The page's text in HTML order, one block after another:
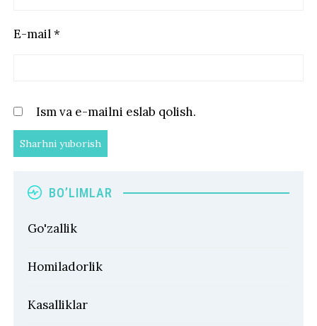
E-mail*
Ism va e-mailni eslab qolish.
BO’LIMLAR
Go'zallik
Homiladorlik
Kasalliklar